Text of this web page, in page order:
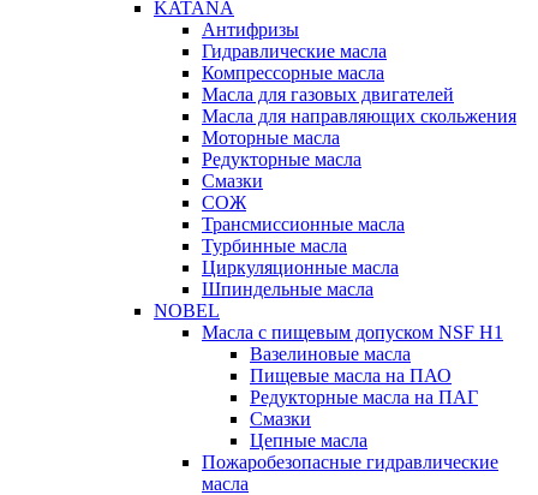
KATANA
Антифризы
Гидравлические масла
Компрессорные масла
Масла для газовых двигателей
Масла для направляющих скольжения
Моторные масла
Редукторные масла
Смазки
СОЖ
Трансмиссионные масла
Турбинные масла
Циркуляционные масла
Шпиндельные масла
NOBEL
Масла с пищевым допуском NSF H1
Вазелиновые масла
Пищевые масла на ПАО
Редукторные масла на ПАГ
Смазки
Цепные масла
Пожаробезопасные гидравлические
масла